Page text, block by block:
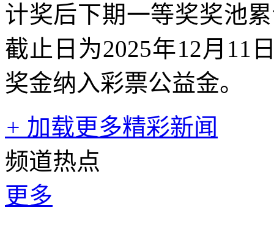
计奖后下期一等奖奖池
截止日为2025年12月11
奖金纳入彩票公益金。
+ 加载更多精彩新闻
频道热点
更多